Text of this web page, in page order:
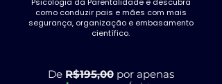
como conduzir pais e mães com mais
segurança, organização e embasamento
científico.
De R$195,00 por apenas